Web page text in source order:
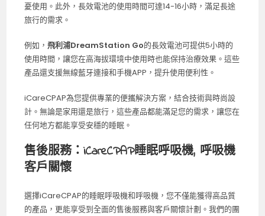
憂使用。此外，長效電池的使用時間可達14-16小時，滿足長途
旅行的需求。
例如，飛利浦DreamStation Go的長效電池可提供5小時的
使用時間，讓您在高海拔環境中使用時也能保持治療效果。這些
產品還支援無線藍牙連接和手機APP，提升使用便利性。
iCareCPAP為您提供專業的便攜解決方案，結合技術與時尚設
計。無論是家用還是旅行，這些產品都能滿足您的需求，讓您在
任何地方都能享受安穩的睡眠。
售後服務：iCareCPAP睡眠呼吸機, 呼吸機
客戶關懷
選擇iCareCPAP的睡眠呼吸機和呼吸機，您不僅能獲得高品質
的產品，更能享受到全面的售後服務與客戶關懷計劃。我們的團